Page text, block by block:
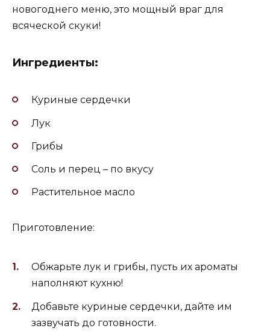
новогоднего меню, это мощный враг для
всяческой скуки!
Ингредиенты:
Куриные сердечки
Лук
Грибы
Соль и перец – по вкусу
Растительное масло
Приготовление:
Обжарьте лук и грибы, пусть их ароматы
наполняют кухню!
Добавьте куриные сердечки, дайте им
зазвучать до готовности.